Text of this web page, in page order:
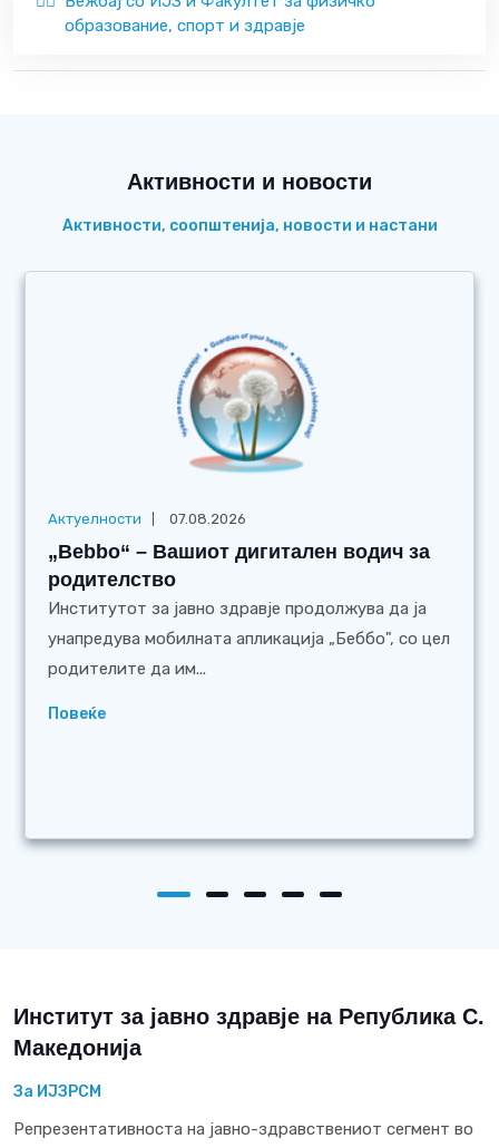
образование, спорт и здравје
Активности и новости
Активности, соопштенија, новости и настани
Актуелности 07.08.2026
„Bebbo“ – Вашиот дигитален водич за
родителство
Институтот за јавно здравје продолжува да ја
унапредува мобилната апликација „Беббо", со цел
родителите да им...
Повеќе
Институт за јавно здравје на Република С.
Македонија
За ИЈЗРСМ
Репрезентативноста на јавно-здравствениот сегмент во